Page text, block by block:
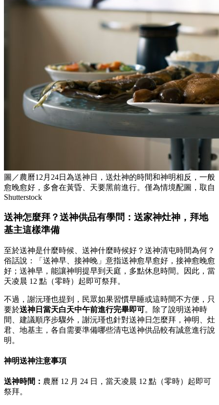
圖／農曆12月24日為送神日，送灶神的時間和神明相反，一般
愈晚愈好，多會在黃昏、天要黑前進行。僅為情境配圖，取自
Shutterstock
送神怎麼拜？送神供品有學問：送家神灶神，拜地
基主這樣準備
至於送神是什麼時候、送神什麼時候好？送神清屯時間為何？
俗話說：「送神早、接神晚」意指送神愈早愈好，接神愈晚愈
好；送神早，能讓神明提早到天庭，多點休息時間。因此，當
天凌晨 12 點（零時）起即可祭拜。
不過，謝沅瑾也提到，民眾如果習慣早睡或這時間不方便，只
要於送神日當天白天中午前進行完畢即可。除了說明送神時
間、建議順序步驟外，謝沅瑾也針對送神日怎麼拜，神明、灶
君、地基主，各自需要準備哪些清屯送神供品較有誠意進行說
明。
神明送神注意事項
送神時間： 農曆 12 月 24 日，當天凌晨 12 點（零時）起即可
祭拜。